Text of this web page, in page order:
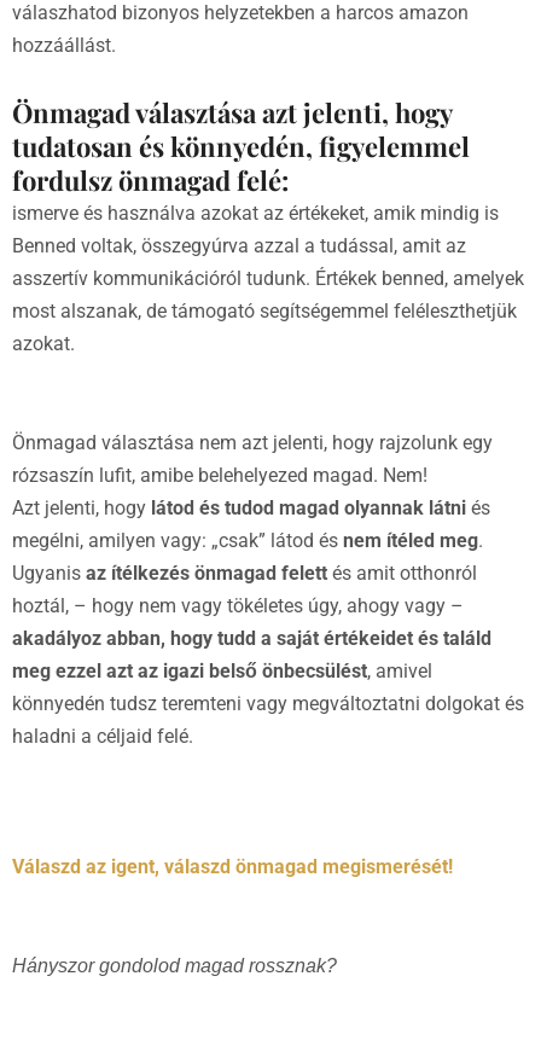
válaszhatod bizonyos helyzetekben a harcos amazon
hozzáállást.
Önmagad választása azt jelenti, hogy
tudatosan és könnyedén, figyelemmel
fordulsz önmagad felé:
ismerve és használva azokat az értékeket, amik mindig is
Benned voltak, összegyúrva azzal a tudással, amit az
asszertív kommunikációról tudunk. Értékek benned, amelyek
most alszanak, de támogató segítségemmel feléleszthetjük
azokat.
Önmagad választása nem azt jelenti, hogy rajzolunk egy
rózsaszín lufit, amibe belehelyezed magad. Nem!
Azt jelenti, hogy látod és tudod magad olyannak látni és
megélni, amilyen vagy: „csak” látod és nem ítéled meg.
Ugyanis az ítélkezés önmagad felett és amit otthonról
hoztál, – hogy nem vagy tökéletes úgy, ahogy vagy –
akadályoz abban, hogy tudd a saját értékeidet és találd
meg ezzel azt az igazi belső önbecsülést, amivel
könnyedén tudsz teremteni vagy megváltoztatni dolgokat és
haladni a céljaid felé.
Válaszd az igent, válaszd önmagad megismerését!
Hányszor gondolod magad rossznak?